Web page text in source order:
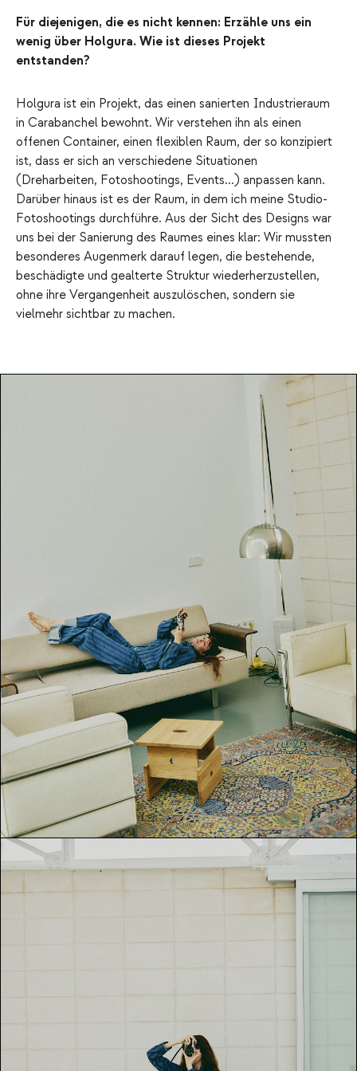
Für diejenigen, die es nicht kennen: Erzähle uns ein
wenig über Holgura. Wie ist dieses Projekt
entstanden?
Holgura ist ein Projekt, das einen sanierten Industrieraum
in Carabanchel bewohnt. Wir verstehen ihn als einen
offenen Container, einen flexiblen Raum, der so konzipiert
ist, dass er sich an verschiedene Situationen
(Dreharbeiten, Fotoshootings, Events...) anpassen kann.
Darüber hinaus ist es der Raum, in dem ich meine Studio-
Fotoshootings durchführe. Aus der Sicht des Designs war
uns bei der Sanierung des Raumes eines klar: Wir mussten
besonderes Augenmerk darauf legen, die bestehende,
beschädigte und gealterte Struktur wiederherzustellen,
ohne ihre Vergangenheit auszulöschen, sondern sie
vielmehr sichtbar zu machen.